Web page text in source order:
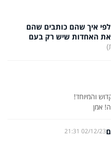
לפי איך שהם כותבים שהם
האחדות שיש רק בעם
אמן
02/12/23 21:31